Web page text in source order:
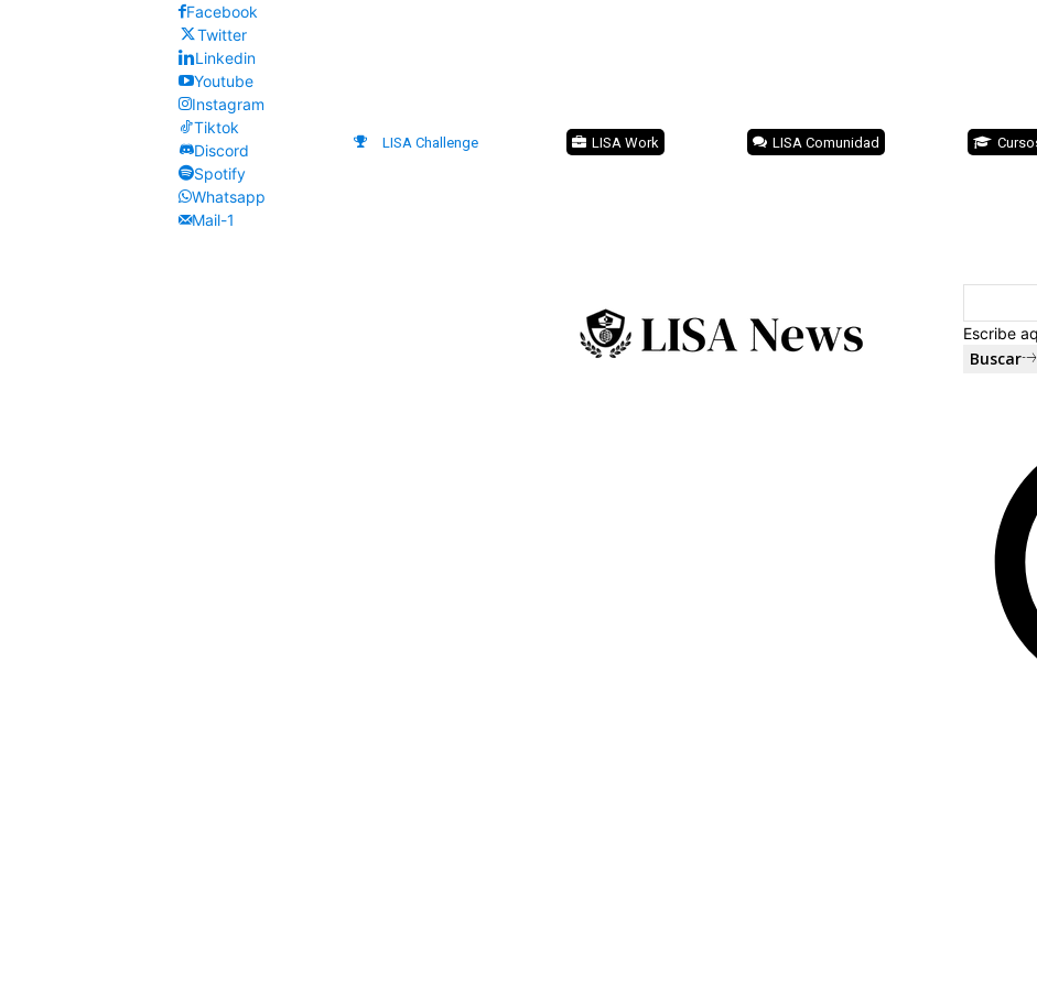
LISA Comunidad
LISA Work
LISA Challenge
Facebook
Twitter
Linkedin
Youtube
Instagram
Tiktok
Discord
Spotify
Whatsapp
Mail-1
Escribe
Buscar